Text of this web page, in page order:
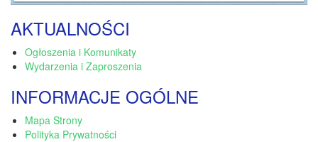
AKTUALNOŚCI
Ogłoszenia i Komunikaty
Wydarzenia i Zaproszenia
INFORMACJE OGÓLNE
Mapa Strony
Polityka Prywatności